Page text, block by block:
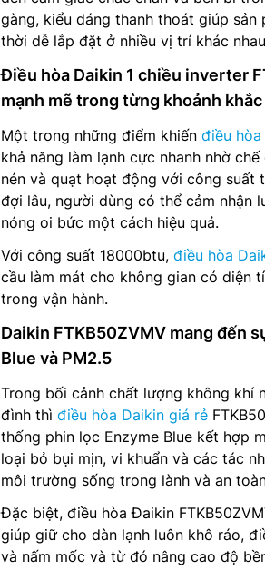
gàng, kiểu dáng thanh thoát giúp
thời dễ lắp đặt ở nhiều vị trí khác
Điều hòa Daikin 1 chiều inverter
mạnh mẽ trong từng khoảnh khắc
Một trong những điểm khiến điều hòa
khả năng làm lạnh cực nhanh nhờ
nén và quạt hoạt động với công suất
đợi lâu, người dùng có thể cảm nhận
nóng oi bức một cách hiệu quả.
Với công suất 18000btu, điều hòa
cầu làm mát cho không gian có diện
trong vận hành.
Daikin FTKB50ZVMV mang đến
Blue và PM2.5
Trong bối cảnh chất lượng không khí
đình thì điều hòa Daikin giá rẻ
thống phin lọc Enzyme Blue kết hợp
loại bỏ bụi mịn, vi khuẩn và các tác
môi trường sống trong lành và an
Đặc biệt, điều hòa Đaikin
giúp giữ cho dàn lạnh luôn khô ráo,
và nấm mốc và từ đó nâng cao độ